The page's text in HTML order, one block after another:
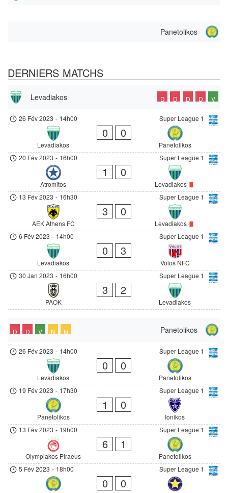
Panetolikos
DERNIERS MATCHS
Levadiakos D D D D V
Super League 1
26 Fév 2023 - 14h00
Levadiakos
0 0
Panetolikos
Super League 1
20 Fév 2023 - 16h00
Atromitos
1 0
Levadiakos
Super League 1
13 Fév 2023 - 16h30
AEK Athens FC
3 0
Levadiakos
Super League 1
6 Fév 2023 - 14h00
Levadiakos
0 3
Volos NFC
Super League 1
30 Jan 2023 - 16h00
PAOK
3 2
Levadiakos
Panetolikos
D D V N N
Super League 1
26 Fév 2023 - 14h00
Levadiakos
0 0
Panetolikos
Super League 1
19 Fév 2023 - 17h30
Panetolikos
1 0
Ionikos
Super League 1
13 Fév 2023 - 19h00
Olympiakos Piraeus
6 1
Panetolikos
Super League 1
5 Fév 2023 - 18h00
0 0